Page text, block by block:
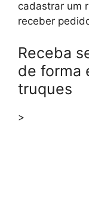
cadastrar um
receber
Receba
de forma
truques
>